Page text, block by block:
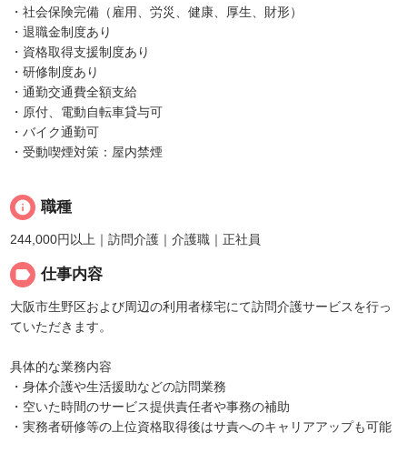
・社会保険完備（雇用、労災、健康、厚生、財形）
・退職金制度あり
・資格取得支援制度あり
・研修制度あり
・通勤交通費全額支給
・原付、電動自転車貸与可
・バイク通勤可
・受動喫煙対策：屋内禁煙
info 職種
244,000円以上｜訪問介護｜介護職｜正社員
label 仕事内容
大阪市生野区および周辺の利用者様宅にて訪問介護サービスを行っ
ていただきます。
具体的な業務内容
・身体介護や生活援助などの訪問業務
・空いた時間のサービス提供責任者や事務の補助
・実務者研修等の上位資格取得後はサ責へのキャリアアップも可能